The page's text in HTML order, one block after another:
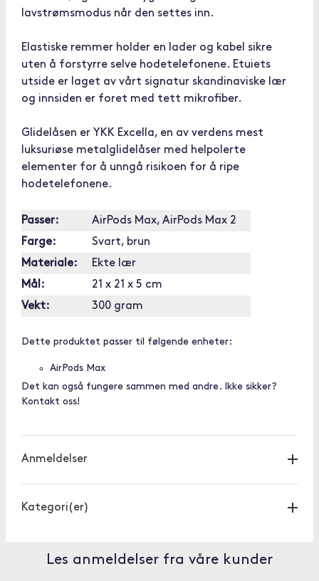
lavstrømsmodus når den settes inn.
Elastiske remmer holder en lader og kabel sikre
uten å forstyrre selve hodetelefonene. Etuiets
utside er laget av vårt signatur skandinaviske lær
og innsiden er foret med tett mikrofiber.
Glidelåsen er YKK Excella, en av verdens mest
luksuriøse metalglidelåser med helpolerte
elementer for å unngå risikoen for å ripe
hodetelefonene.
Passer:
AirPods Max, AirPods Max 2
Farge:
Svart, brun
Materiale:
Ekte lær
Mål:
21 x 21 x 5 cm
Vekt:
300 gram
Dette produktet passer til følgende enheter:
AirPods Max
Det kan også fungere sammen med andre. Ikke sikker?
Kontakt oss!
Anmeldelser
Kategori(er)
Les anmeldelser fra våre kunder